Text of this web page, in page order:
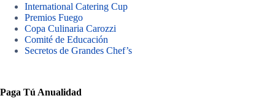
International Catering Cup
Premios Fuego
Copa Culinaria Carozzi
Comité de Educación
Secretos de Grandes Chef’s
Paga Tú Anualidad